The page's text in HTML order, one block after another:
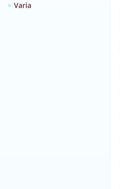
Varia